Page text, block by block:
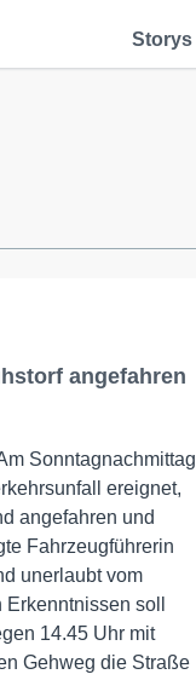
Storys
angefahren
Sonntagnachmittag
ereignet,
angefahren und
Fahrzeugführerin
unerlaubt vom
soll
14.45 Uhr mit
Gehweg die Straße